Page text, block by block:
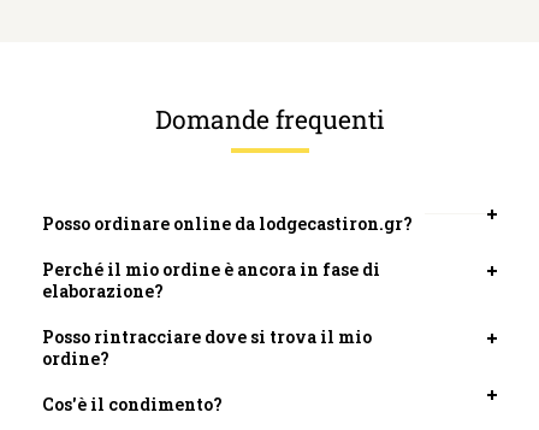
Domande frequenti
Posso ordinare online da lodgecastiron.gr?
scheda
Perché il mio ordine è ancora in fase di
elaborazione?
Posso rintracciare dove si trova il mio
ordine?
scheda
Cos'è il condimento?